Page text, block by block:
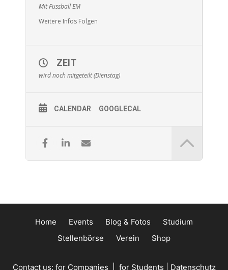
Mit Fussball EM
Weitere Infos Folgen
ZEIT
wird noch mitgeteilt (Dienstag)
CALENDAR GOOGLECAL
Home Events Blog & Fotos
Studium
Stellenbörse
Verein Shop
Contact us: for Companies for Students Datenschutz